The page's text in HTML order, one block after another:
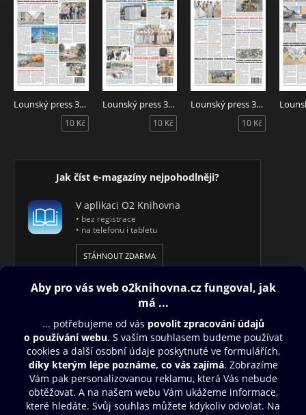
Lounský press 32/2026
10 Kč
Lounský press 31/2026
10 Kč
Lounský press 30/2026
10 Kč
Jak číst e-magazíny nejpohodlněji?
V aplikaci O2 Knihovna
• bez registrace
• na telefonu i tabletu
STÁHNOUT ZDARMA
Obsah ke stažení
Moje O2 Knihovna
Další zábava